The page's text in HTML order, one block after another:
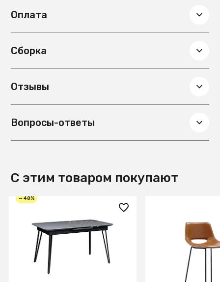
Оплата
Сборка
Отзывы
Вопросы-ответы
С этим товаром покупают
— 48%
22 200 ₽
42 490 ₽
Стол Диего 140-180
Automatic Dark matte glass
33 990 ₽
Полубарный
коричневый